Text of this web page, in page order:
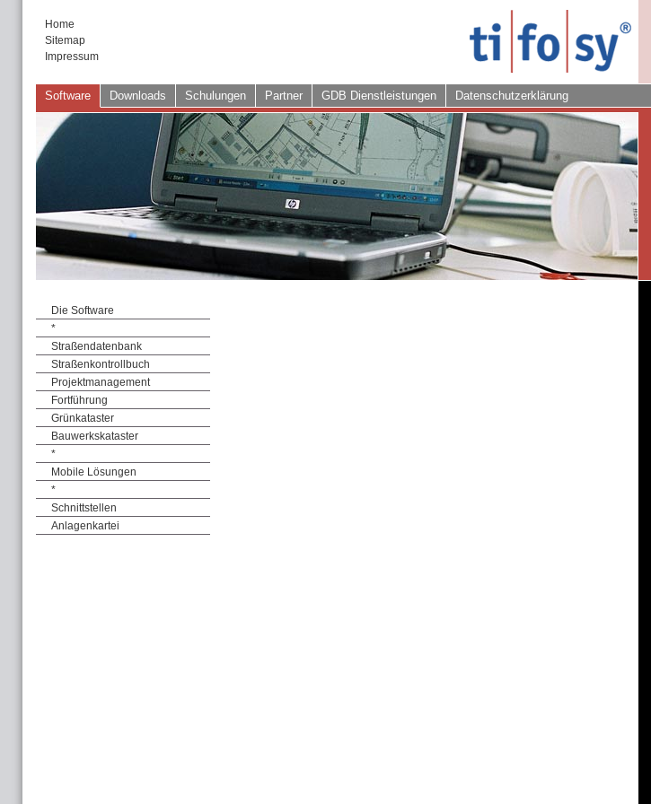
Home
Sitemap
Impressum
Software Downloads Schulungen Partner GDB Dienstleistungen Datenschutzerklärung
Die Software
*
Straßendatenbank
Straßenkontrollbuch
Projektmanagement
Fortführung
Grünkataster
Bauwerkskataster
*
Mobile Lösungen
*
Schnittstellen
Anlagenkartei